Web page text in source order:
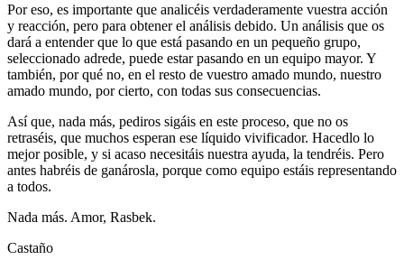
Por eso, es importante que analicéis verdaderamente vuestra acción
y reacción, pero para obtener el análisis debido. Un análisis que os
dará a entender que lo que está pasando en un pequeño grupo,
seleccionado adrede, puede estar pasando en un equipo mayor. Y
también, por qué no, en el resto de vuestro amado mundo, nuestro
amado mundo, por cierto, con todas sus consecuencias.
Así que, nada más, pediros sigáis en este proceso, que no os
retraséis, que muchos esperan ese líquido vivificador. Hacedlo lo
mejor posible, y si acaso necesitáis nuestra ayuda, la tendréis. Pero
antes habréis de ganárosla, porque como equipo estáis representando
a todos.
Nada más. Amor, Rasbek.
Castaño